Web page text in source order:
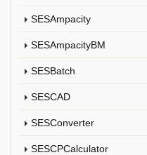
SESAmpacity
SESAmpacityBM
SESBatch
SESCAD
SESConverter
SESCPCalculator